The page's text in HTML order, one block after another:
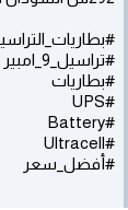
#تراسيل_9_امبير
#بطاريات
#UPS
#Battery
#Ultracell
#أفضل_سعر